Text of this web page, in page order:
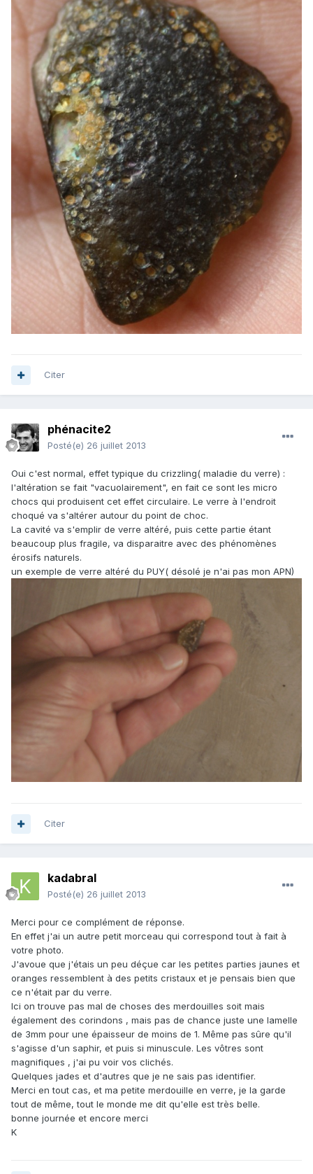
Citer
phénacite2
Posté(e) 26 juillet 2013
Oui c'est normal, effet typique du crizzling( maladie du verre) :
l'altération se fait "vacuolairement", en fait ce sont les micro
chocs qui produisent cet effet circulaire. Le verre à l'endroit
choqué va s'altérer autour du point de choc.
La cavité va s'emplir de verre altéré, puis cette partie étant
beaucoup plus fragile, va disparaitre avec des phénomènes
érosifs naturels.
un exemple de verre altéré du PUY( désolé je n'ai pas mon APN)
Citer
kadabral
Posté(e) 26 juillet 2013
Merci pour ce complément de réponse.
En effet j'ai un autre petit morceau qui correspond tout à fait à
votre photo.
J'avoue que j'étais un peu déçue car les petites parties jaunes et
oranges ressemblent à des petits cristaux et je pensais bien que
ce n'était par du verre.
Ici on trouve pas mal de choses des merdouilles soit mais
également des corindons , mais pas de chance juste une lamelle
de 3mm pour une épaisseur de moins de 1. Même pas sûre qu'il
s'agisse d'un saphir, et puis si minuscule. Les vôtres sont
magnifiques , j'ai pu voir vos clichés.
Quelques jades et d'autres que je ne sais pas identifier.
Merci en tout cas, et ma petite merdouille en verre, je la garde
tout de même, tout le monde me dit qu'elle est très belle.
bonne journée et encore merci
K